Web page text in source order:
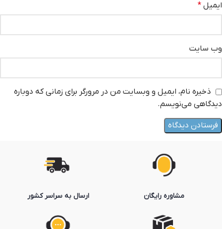
ایمیل *
وب‌ سایت
ذخیره نام، ایمیل و وبسایت من در مرورگر برای زمانی که دوباره
دیدگاهی می‌نویسم.
مشاوره رایگان ارسال به سراسر کشور